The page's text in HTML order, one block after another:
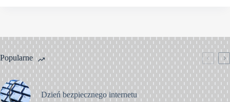
Popularne
Dzień bezpiecznego internetu